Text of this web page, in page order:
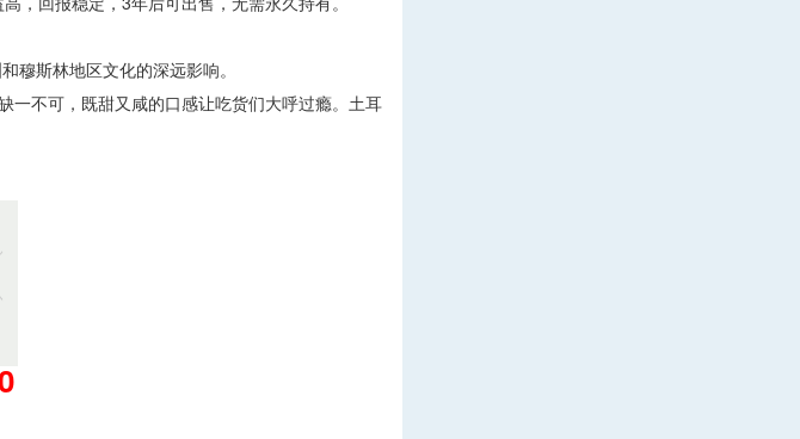
穆斯林地区文化的深远影响。
一不可，既甜又咸的口感让吃货们大呼过瘾。土耳